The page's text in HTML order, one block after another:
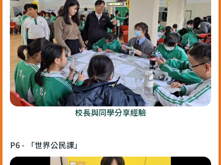
校長與同學分享經驗
P6 - 「世界公民課」